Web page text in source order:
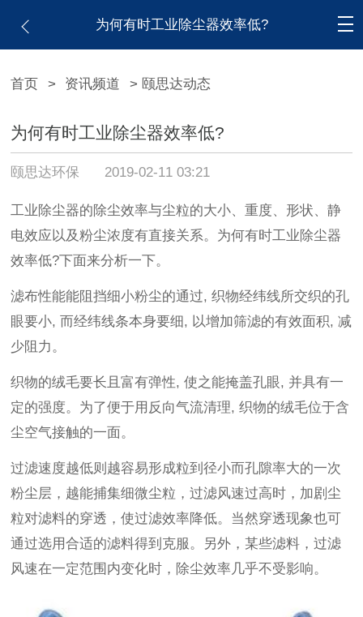
为何有时工业除尘器效率低?
首页 > 资讯频道 > 颐思达动态
为何有时工业除尘器效率低?
颐思达环保 2019-02-11 03:21
工业除尘器的除尘效率与尘粒的大小、重度、形状、静
电效应以及粉尘浓度有直接关系。为何有时工业除尘器
效率低?下面来分析一下。
滤布性能能阻挡细小粉尘的通过, 织物经纬线所交织的孔
眼要小, 而经纬线条本身要细, 以增加筛滤的有效面积, 减
少阻力。
织物的绒毛要长且富有弹性, 使之能掩盖孔眼, 并具有一
定的强度。为了便于用反向气流清理, 织物的绒毛位于含
尘空气接触的一面。
过滤速度越低则越容易形成粒到径小而孔隙率大的一次
粉尘层，越能捕集细微尘粒，过滤风速过高时，加剧尘
粒对滤料的穿透，使过滤效率降低。当然穿透现象也可
通过选用合适的滤料得到克服。另外，某些滤料，过滤
风速在一定范围内变化时，除尘效率几乎不受影响。